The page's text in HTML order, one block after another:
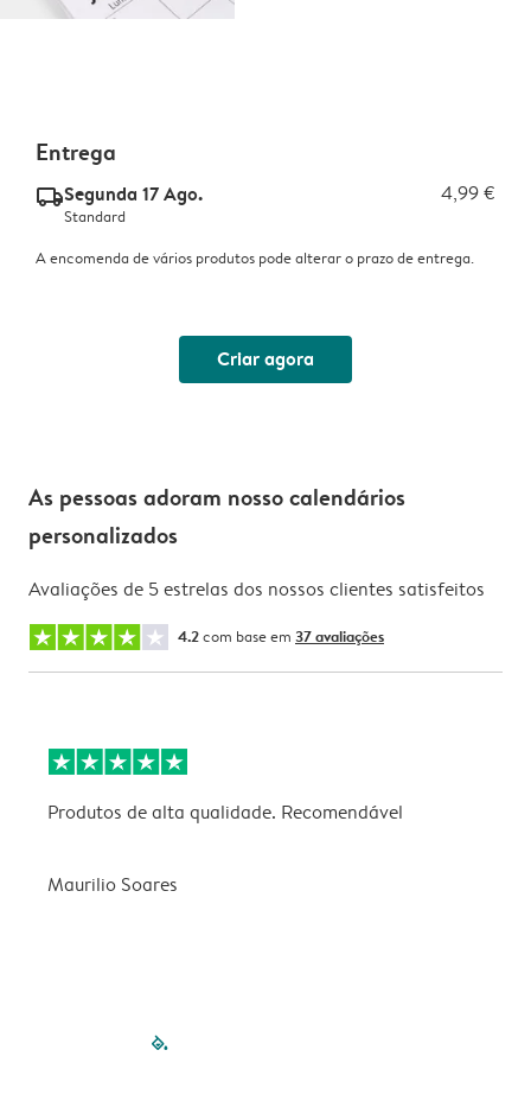
Entrega
delivery_standard_v2Segunda 17 Ago. 4,99 €
Standard
A encomenda de vários produtos pode alterar o prazo de entrega.
Criar agora
As pessoas adoram nosso calendários
personalizados
Avaliações de 5 estrelas dos nossos clientes satisfeitos
4.2com base em 37 avaliações
Produtos de alta qualidade. Recomendável
Maurilio Soares
filled-pagination